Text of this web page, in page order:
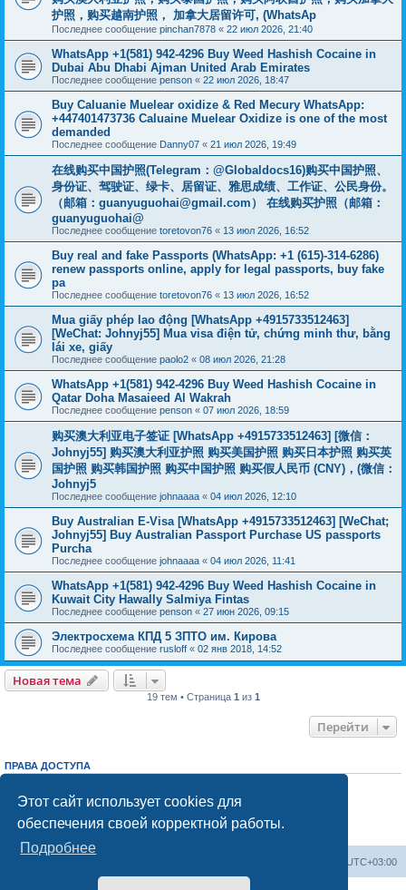
Этот сайт использует cookies для
обеспечения своей корректной работы.
Подробнее
护照，购买越南护照， 加拿大居留许可, (WhatsAp
Последнее сообщение pinchan7878 « 22 июл 2026, 21:40
WhatsApp +1(581) 942-4296 Buy Weed Hashish Cocaine in
Dubai Abu Dhabi Ajman United Arab Emirates
Последнее сообщение penson « 22 июл 2026, 18:47
Buy Caluanie Muelear oxidize & Red Mecury WhatsApp:
+447401473736 Caluaine Muelear Oxidize is one of the most
demanded
Последнее сообщение Danny07 « 21 июл 2026, 19:49
在线购买中国护照(Telegram：@Globaldocs16)购买中国护照、
身份证、驾驶证、绿卡、居留证、雅思成绩、工作证、公民身份。
（邮箱： guanyuguohai@gmail.com ） 在线购买护照（邮箱：
guanyuguohai@
Последнее сообщение toretovon76 « 13 июл 2026, 16:52
Buy real and fake Passports (WhatsApp: +1 (615)-314-6286)
renew passports online, apply for legal passports, buy fake
pa
Последнее сообщение toretovon76 « 13 июл 2026, 16:52
Mua giấy phép lao động [WhatsApp +4915733512463]
[WeChat: Johnyj55] Mua visa điện tử, chứng minh thư, bằng
lái xe, giấy
Последнее сообщение paolo2 « 08 июл 2026, 21:28
WhatsApp +1(581) 942-4296 Buy Weed Hashish Cocaine in
Qatar Doha Masaieed Al Wakrah
Последнее сообщение penson « 07 июл 2026, 18:59
购买澳大利亚电子签证 [WhatsApp +4915733512463] [微信：
Johnyj55] 购买澳大利亚护照 购买美国护照 购买日本护照 购买英
国护照 购买韩国护照 购买中国护照 购买假人民币 (CNY)，(微信：
Johnyj5
Последнее сообщение johnaaaa « 04 июл 2026, 12:10
Buy Australian E-Visa [WhatsApp +4915733512463] [WeChat;
Johnyj55] Buy Australian Passport Purchase US passports
Purcha
Последнее сообщение johnaaaa « 04 июл 2026, 11:41
WhatsApp +1(581) 942-4296 Buy Weed Hashish Cocaine in
Kuwait City Hawally Salmiya Fintas
Последнее сообщение penson « 27 июн 2026, 09:15
Электросхема КПД 5 ЗПТО им. Кирова
Последнее сообщение rusloff « 02 янв 2018, 14:52
Новая тема
19 тем • Страница 1 из 1
Перейти
ПРАВА ДОСТУПА
Выне можетеотвечать на сообщения
Выне можетередактировать свои сообщения
Выне можетеудалять свои сообщения
добавлять вложения
UTC+03:00